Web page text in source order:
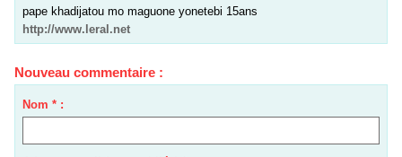
pape khadijatou mo maguone yonetebi 15ans
http://www.leral.net
Nouveau commentaire :
Nom * :